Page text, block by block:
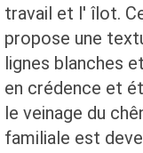
travail et l' îlot.
propose une
lignes blanches
en crédence et
le veinage du
familiale est